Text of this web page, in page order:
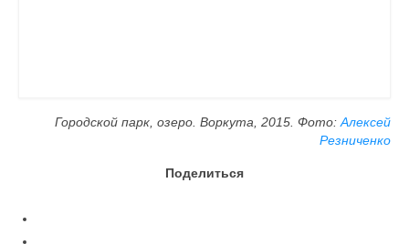
Городской парк, озеро. Воркута, 2015. Фото: Алексей
Резниченко
Поделиться